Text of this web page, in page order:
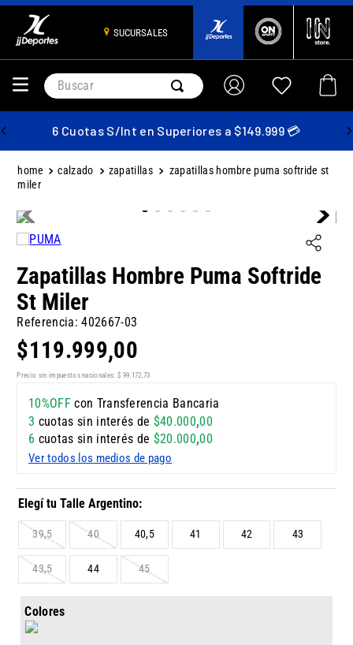
SUCURSALES
Buscar
6 Cuotas S/Int en Superiores a $149.999 💳
calzado zapatillas
zapatillas hombre puma softride st
miler
Zapatillas Hombre Puma Softride
St Miler
Referencia:402667-03
$119.999,00
Precio sin impuestos nacionales: $ 99. 172,73
10%OFFcon Transferencia Bancaria
3 cuotas sin interés de $40.000,00
6 cuotas sin interés de $20.000,00
Ver todos los medios de pago
39,5 40 40,5 41 42 43
43,5 44 45
Colores